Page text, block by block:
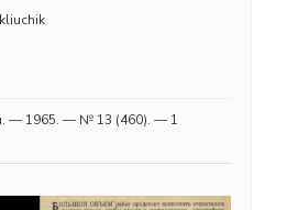
— 1965. — № 13 (460). — 1